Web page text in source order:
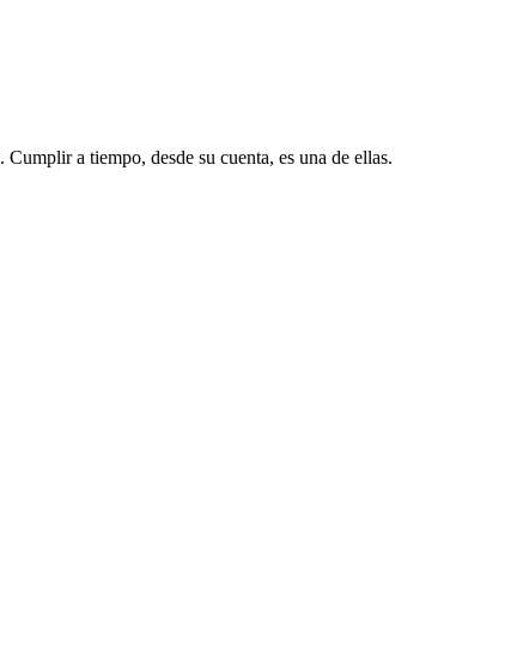
. Cumplir a tiempo, desde su cuenta, es una de ellas.